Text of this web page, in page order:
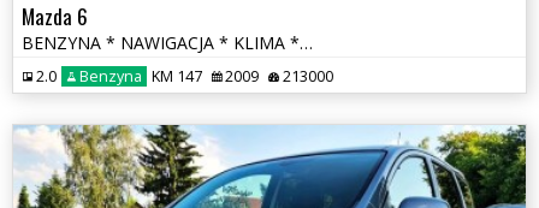
Mazda 6
BENZYNA * NAWIGACJA * KLIMA * super * okazja * polecamy
2.0 Benzyna KM 147 2009 213000